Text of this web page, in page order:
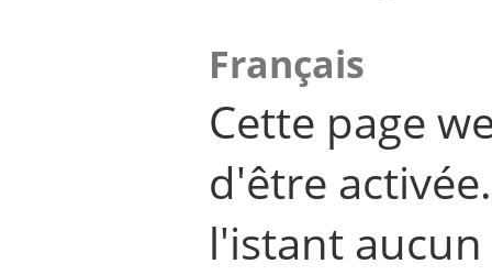
Français
Cette page
d'être
l'istant